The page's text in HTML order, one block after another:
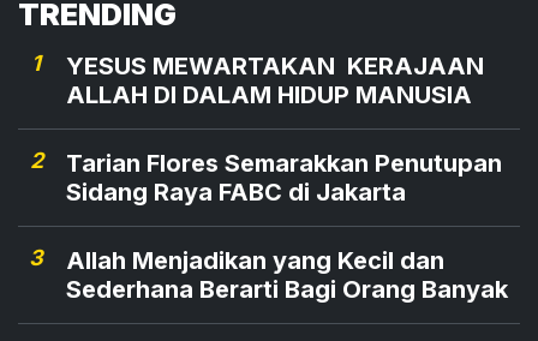
TRENDING
1
YESUS MEWARTAKAN KERAJAAN
ALLAH DI DALAM HIDUP MANUSIA
2
Tarian Flores Semarakkan Penutupan
Sidang Raya FABC di Jakarta
3
Allah Menjadikan yang Kecil dan
Sederhana Berarti Bagi Orang Banyak